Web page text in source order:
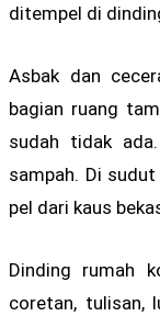
ditempel di
Asbak dan
bagian ruang
sudah tidak
sampah. Di
pel dari kaus
Dinding rumah
coretan, tulisan,